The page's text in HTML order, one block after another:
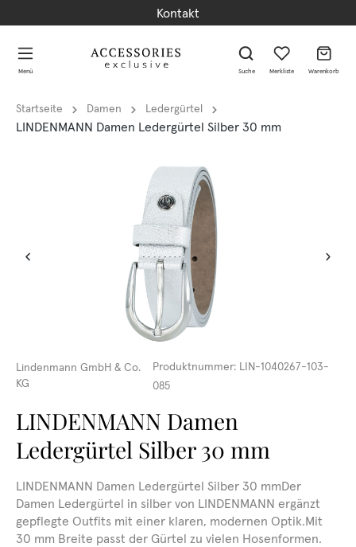
Kontakt
Menü Suche Merkliste Warenkorb
Startseite Damen Ledergürtel
LINDENMANN Damen Ledergürtel Silber 30 mm
Lindenmann GmbH & Co.
KG
Produktnummer: LIN-1040267-103-
085
LINDENMANN Damen
Ledergürtel Silber 30 mm
LINDENMANN Damen Ledergürtel Silber 30 mmDer
Damen Ledergürtel in silber von LINDENMANN ergänzt
gepflegte Outfits mit einer klaren, modernen Optik.Mit
30 mm Breite passt der Gürtel zu vielen Hosenformen.